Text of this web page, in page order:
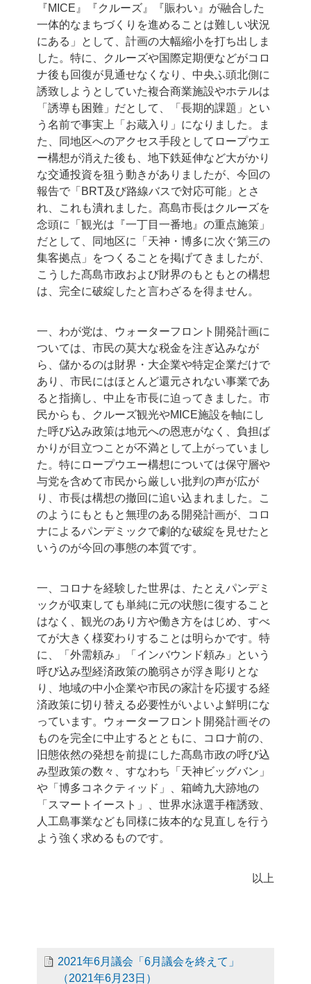
『MICE』『クルーズ』『賑わい』が融合した
一体的なまちづくりを進めることは難しい状況
にある」として、計画の大幅縮小を打ち出しま
した。特に、クルーズや国際定期便などがコロ
ナ後も回復が見通せなくなり、中央ふ頭北側に
誘致しようとしていた複合商業施設やホテルは
「誘導も困難」だとして、「長期的課題」とい
う名前で事実上「お蔵入り」になりました。ま
た、同地区へのアクセス手段としてロープウエ
ー構想が消えた後も、地下鉄延伸など大がかり
な交通投資を狙う動きがありましたが、今回の
報告で「BRT及び路線バスで対応可能」とさ
れ、これも潰れました。髙島市長はクルーズを
念頭に「観光は『一丁目一番地』の重点施策」
だとして、同地区に「天神・博多に次ぐ第三の
集客拠点」をつくることを掲げてきましたが、
こうした髙島市政および財界のもともとの構想
は、完全に破綻したと言わざるを得ません。
一、わが党は、ウォーターフロント開発計画に
ついては、市民の莫大な税金を注ぎ込みなが
ら、儲かるのは財界・大企業や特定企業だけで
あり、市民にはほとんど還元されない事業であ
ると指摘し、中止を市長に迫ってきました。市
民からも、クルーズ観光やMICE施設を軸にし
た呼び込み政策は地元への恩恵がなく、負担ば
かりが目立つことが不満として上がっていまし
た。特にロープウエー構想については保守層や
与党を含めて市民から厳しい批判の声が広が
り、市長は構想の撤回に追い込まれました。こ
のようにもともと無理のある開発計画が、コロ
ナによるパンデミックで劇的な破綻を見せたと
いうのが今回の事態の本質です。
一、コロナを経験した世界は、たとえパンデミ
ックが収束しても単純に元の状態に復すること
はなく、観光のあり方や働き方をはじめ、すべ
てが大きく様変わりすることは明らかです。特
に、「外需頼み」「インバウンド頼み」という
呼び込み型経済政策の脆弱さが浮き彫りとな
り、地域の中小企業や市民の家計を応援する経
済政策に切り替える必要性がいよいよ鮮明にな
っています。ウォーターフロント開発計画その
ものを完全に中止するとともに、コロナ前の、
旧態依然の発想を前提にした髙島市政の呼び込
み型政策の数々、すなわち「天神ビッグバン」
や「博多コネクティッド」、箱崎九大跡地の
「スマートイースト」、世界水泳選手権誘致、
人工島事業なども同様に抜本的な見直しを行う
よう強く求めるものです。
以上
2021年6月議会「6月議会を終えて」
（2021年6月23日）